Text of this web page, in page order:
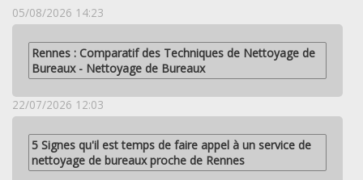
05/08/2026 14:23
Rennes : Comparatif des Techniques de Nettoyage de
Bureaux - Nettoyage de Bureaux
22/07/2026 12:03
5 Signes qu'il est temps de faire appel à un service de
nettoyage de bureaux proche de Rennes